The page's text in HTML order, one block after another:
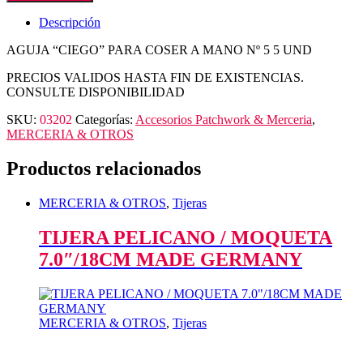
Descripción
AGUJA “CIEGO” PARA COSER A MANO Nº 5 5 UND
PRECIOS VALIDOS HASTA FIN DE EXISTENCIAS.
CONSULTE DISPONIBILIDAD
SKU: 03202 Categorías: Accesorios Patchwork & Merceria,
MERCERIA & OTROS
Productos relacionados
MERCERIA & OTROS, Tijeras
TIJERA PELICANO / MOQUETA
7.0″/18CM MADE GERMANY
MERCERIA & OTROS, Tijeras